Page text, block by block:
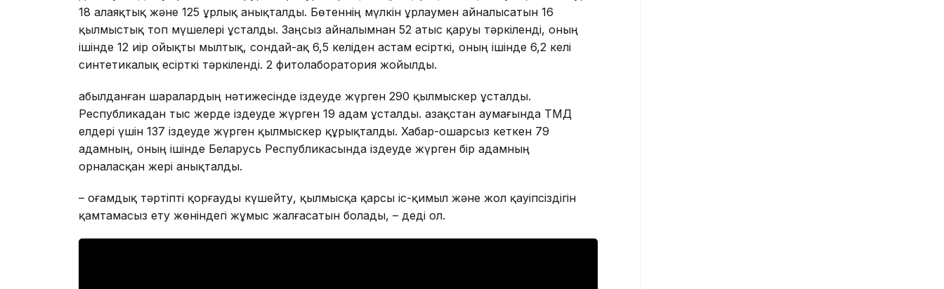
18 алаяқтық және 125 ұрлық анықталды. Бөтеннің мүлкін ұрлаумен айналысатын 16
қылмыстық топ мүшелері ұсталды. Заңсыз айналымнан 52 атыс қаруы тәркіленді, оның
ішінде 12 иір ойықты мылтық, сондай-ақ 6,5 келіден астам есірткі, оның ішінде 6,2 келі
синтетикалық есірткі тәркіленді. 2 фитолаборатория жойылды.
Қабылданған шаралардың нәтижесінде іздеуде жүрген 290 қылмыскер ұсталды.
Республикадан тыс жерде іздеуде жүрген 19 адам ұсталды. Қазақстан аумағында ТМД
елдері үшін 137 іздеуде жүрген қылмыскер құрықталды. Хабар-ошарсыз кеткен 79
адамның, оның ішінде Беларусь Республикасында іздеуде жүрген бір адамның
орналасқан жері анықталды.
– Қоғамдық тәртіпті қорғауды күшейту, қылмысқа қарсы іс-қимыл және жол қауіпсіздігін
қамтамасыз ету жөніндегі жұмыс жалғасатын болады, – деді ол.